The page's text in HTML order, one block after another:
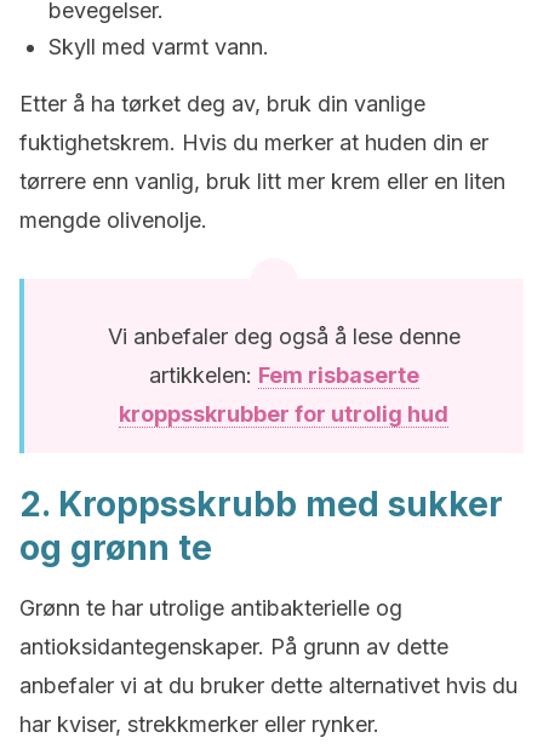
bevegelser.
Skyll med varmt vann.
Etter å ha tørket deg av, bruk din vanlige
fuktighetskrem. Hvis du merker at huden din er
tørrere enn vanlig, bruk litt mer krem ​​eller en liten
mengde olivenolje.
Vi anbefaler deg også å lese denne
artikkelen: Fem risbaserte
kroppsskrubber for utrolig hud
2. Kroppsskrubb med sukker
og grønn te
Grønn te har utrolige antibakterielle og
antioksidantegenskaper. På grunn av dette
anbefaler vi at du bruker dette alternativet hvis du
har kviser, strekkmerker eller rynker.